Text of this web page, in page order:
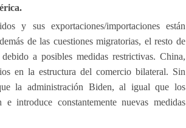
y sus exportaciones/importaciones están
de las cuestiones migratorias, el resto de
a posibles medidas restrictivas. China,
en la estructura del comercio bilateral. Sin
la administración Biden, al igual que los
introduce constantemente nuevas medidas